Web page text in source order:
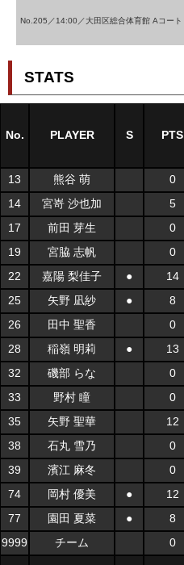
No.205／14:00／大田区総合体育館 Aコート
STATS
No. PLAYER S PTS
13 熊谷 萌 0
14
宮嵜 沙也加 5
17
前田 芽生 0
19
宮脇 志帆 0
22
嘉陽 梨佳子 ● 14
25
矢野 凪紗 ● 8
26
田中 聖香 0
28
稲嶺 明莉 ● 13
32
磯部 らな 0
33
野村 瞳 0
35
矢野 聖華 12
38
石丸 雪乃 0
39
濱江 麻冬 0
74
岡村 優美 ● 12
77
園田 夏菜 ● 8
9999
チーム 0